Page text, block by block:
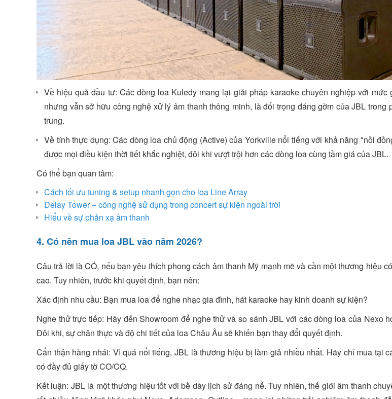
Về hiệu quả đầu tư: Các dòng loa Kuledy mang lại giải pháp karaoke chuyên nghiệp với mức
nhưng vẫn sở hữu công nghệ xử lý âm thanh thông minh, là đối trọng đáng gờm của JBL trong
trung.
Về tính thực dụng: Các dòng loa chủ động (Active) của Yorkville nổi tiếng với khả năng "nồi
được mọi điều kiện thời tiết khắc nghiệt, đôi khi vượt trội hơn các dòng loa cùng tầm giá của JBL.
Có thể bạn quan tâm:
Cách tối ưu tuning & setup nhanh gọn cho loa Line Array
Delay Tower – công nghệ sử dụng trong concert sự kiện ngoài trời
Hiểu về sự phản xạ âm thanh
4. Có nên mua loa JBL vào năm 2026?
Câu trả lời là CÓ, nếu bạn yêu thích phong cách âm thanh Mỹ mạnh mẽ và cần một thương hiệu
cao. Tuy nhiên, trước khi quyết định, bạn nên:
Xác định nhu cầu: Bạn mua loa để nghe nhạc gia đình, hát karaoke hay kinh doanh sự kiện?
Nghe thử trực tiếp: Hãy đến Showroom để nghe thử và so sánh JBL với các dòng loa của Nexo
Đôi khi, sự chân thực và độ chi tiết của loa Châu Âu sẽ khiến bạn thay đổi quyết định.
Cẩn thận hàng nhái: Vì quá nổi tiếng, JBL là thương hiệu bị làm giả nhiều nhất. Hãy chỉ mua tại
có đầy đủ giấy tờ CO/CQ.
Kết luận: JBL là một thương hiệu tốt với bề dày lịch sử đáng nể. Tuy nhiên, thế giới âm thanh